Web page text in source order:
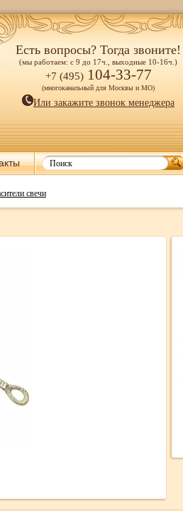
Есть вопросы? Тогда звоните!
(мы работаем: с 9 до 17ч., выходные 10-16ч.)
+7 (495) 104-33-77
(многоканальный для Москвы и МО)
Или закажите звонок менеджера
свечи